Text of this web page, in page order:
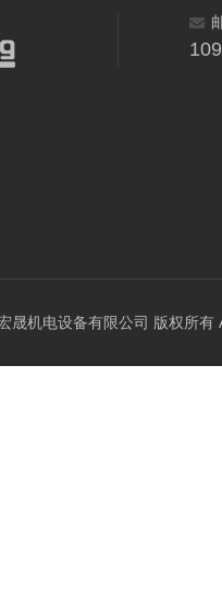
晟机电设备有限公司 版权所有